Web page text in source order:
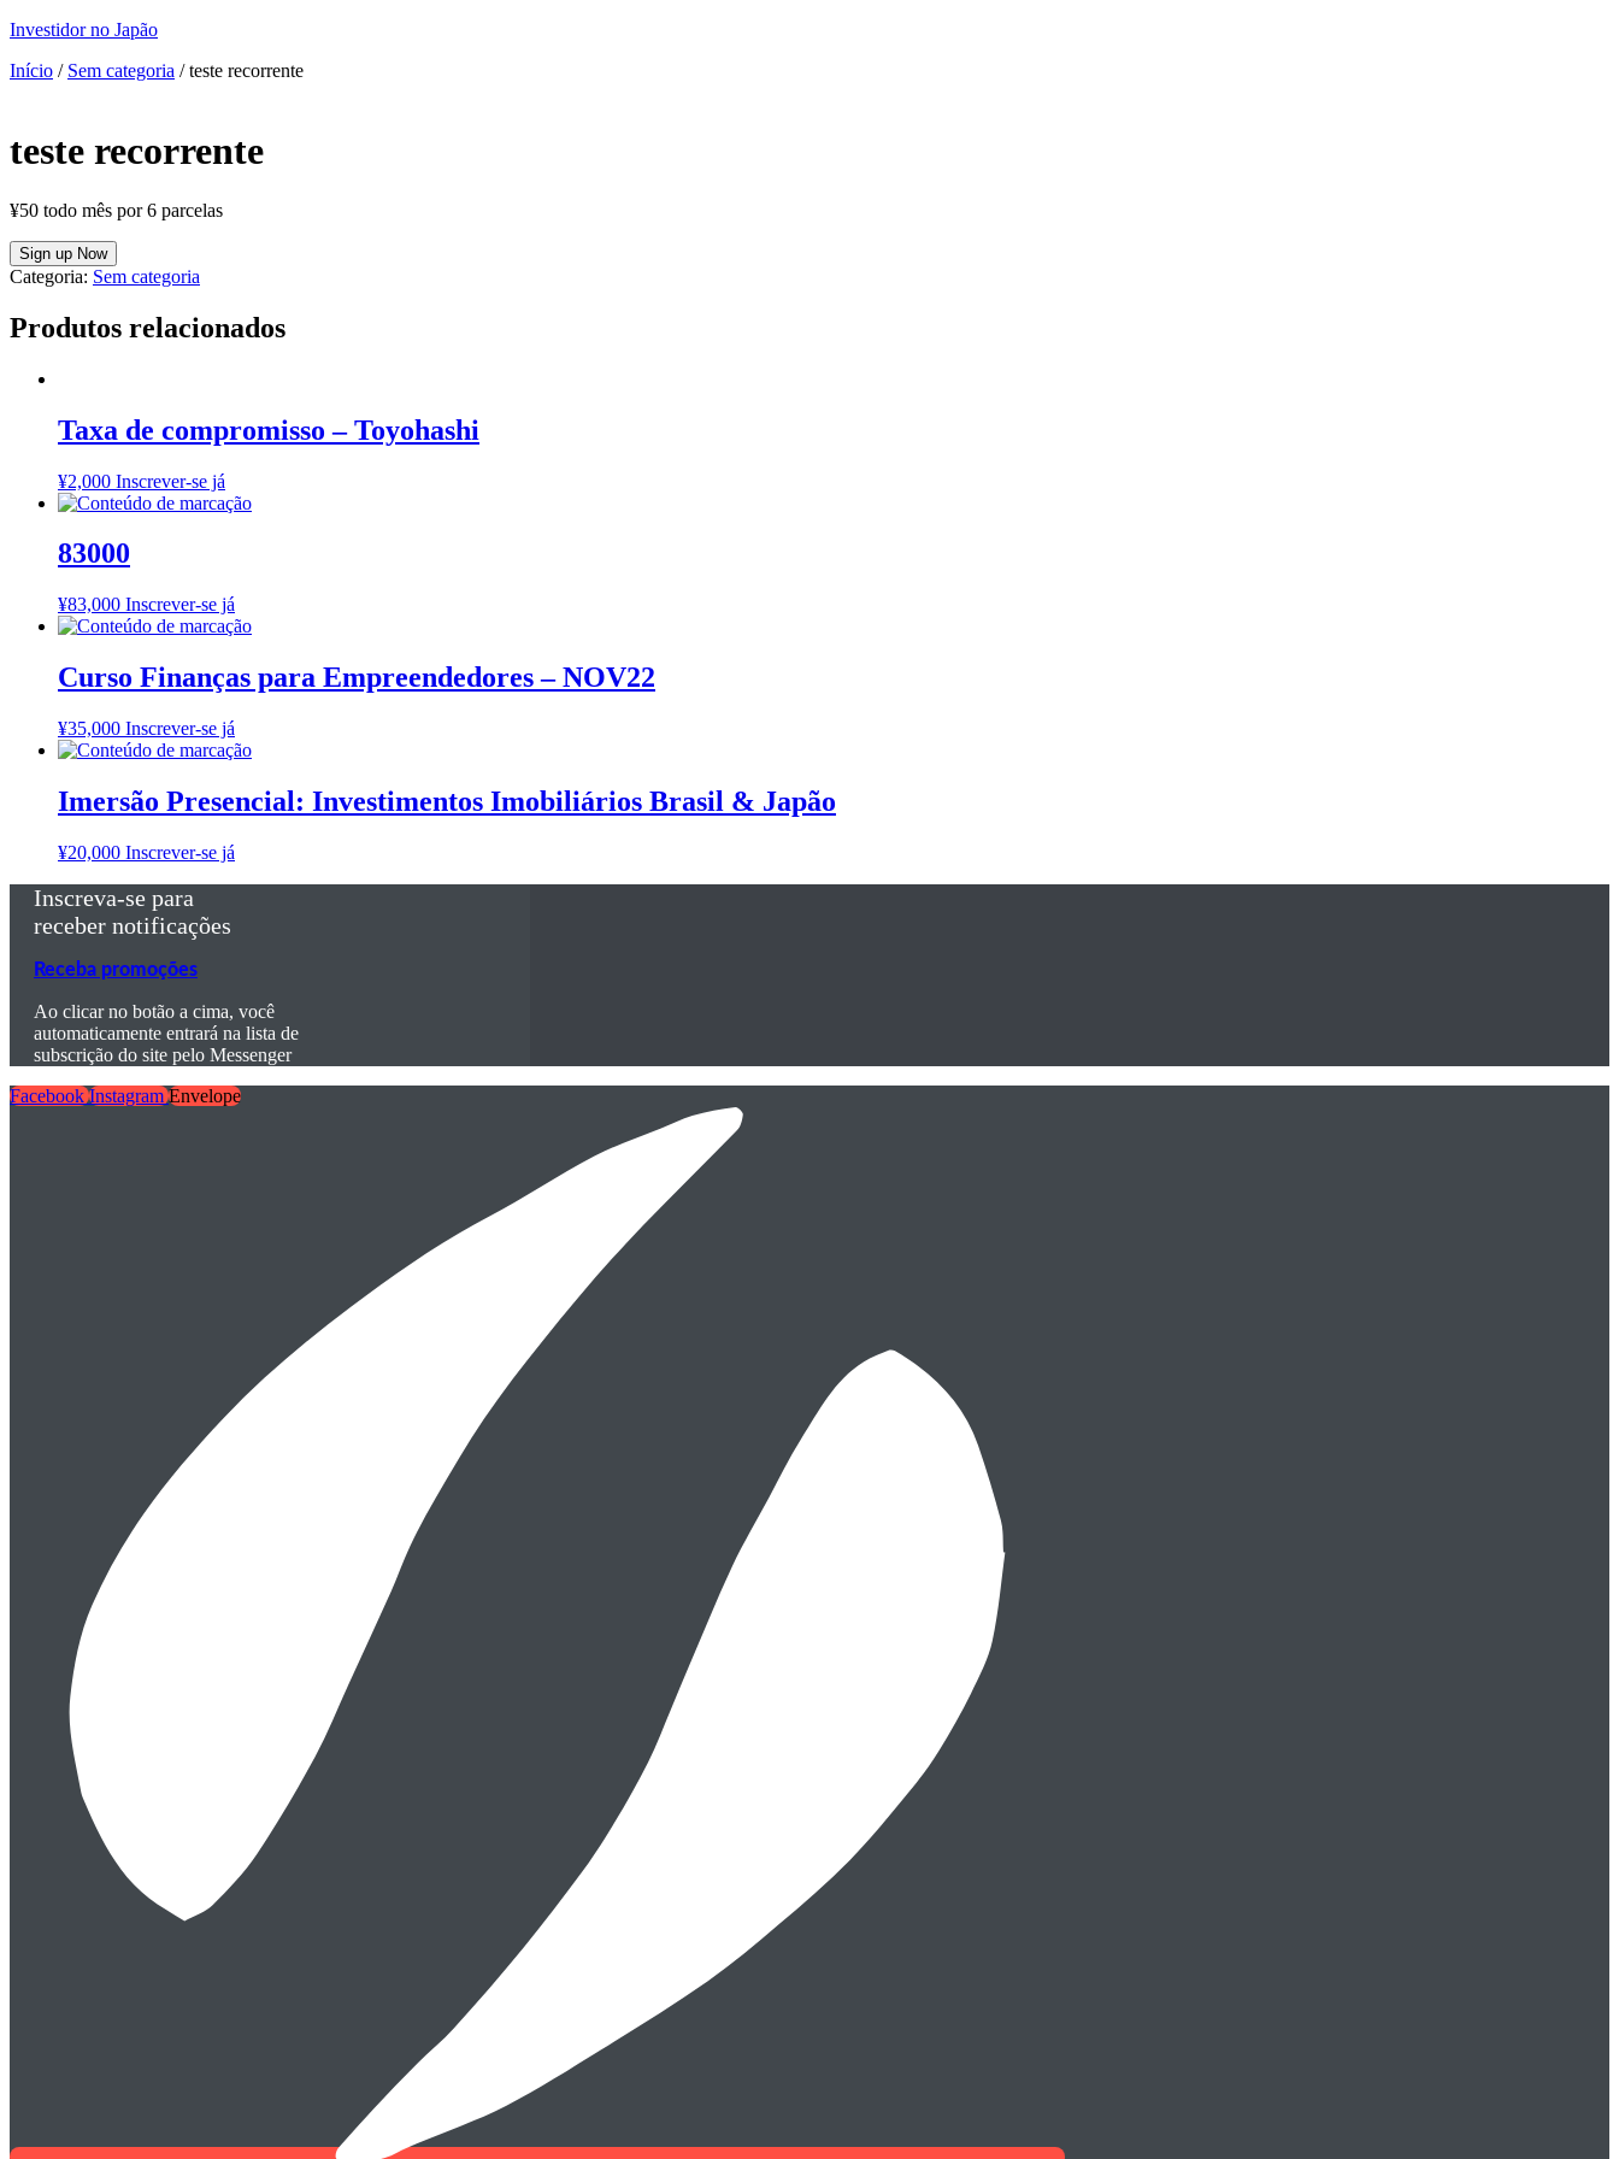
Investidor no Japão
Início / Sem categoria / teste recorrente
teste recorrente
¥50 todo mês por 6 parcelas
teste
recorrente
quantidade
Sign up Now
Categoria: Sem categoria
Produtos relacionados
Taxa de compromisso – Toyohashi
¥2,000 Inscrever-se já
83000
¥83,000 Inscrever-se já
Curso Finanças para Empreendedores – NOV22
¥35,000 Inscrever-se já
Imersão Presencial: Investimentos Imobiliários Brasil & Japão
¥20,000 Inscrever-se já
Inscreva-se para
receber notificações
Receba promoções
Ao clicar no botão a cima, você
automaticamente entrará na lista de
subscrição do site pelo Messenger
Facebook Instagram Envelope